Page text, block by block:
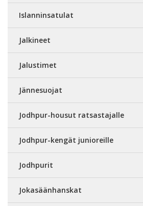
Islanninsatulat
Jalkineet
Jalustimet
Jännesuojat
Jodhpur-housut ratsastajalle
Jodhpur-kengät junioreille
Jodhpurit
Jokasäänhanskat